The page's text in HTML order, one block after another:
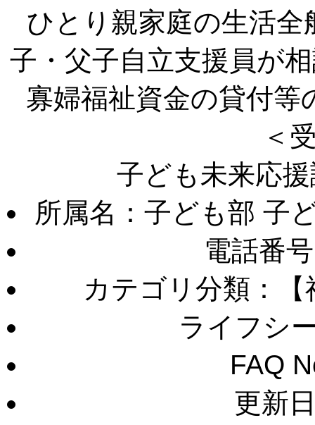
ひとり親家庭の生活
子・父子自立支援員が
寡婦福祉資金の貸付
＜
子ども未来応
所属名：子ども部 子
電話番
カテゴリ分類：
ライフシ
FAQ
更新